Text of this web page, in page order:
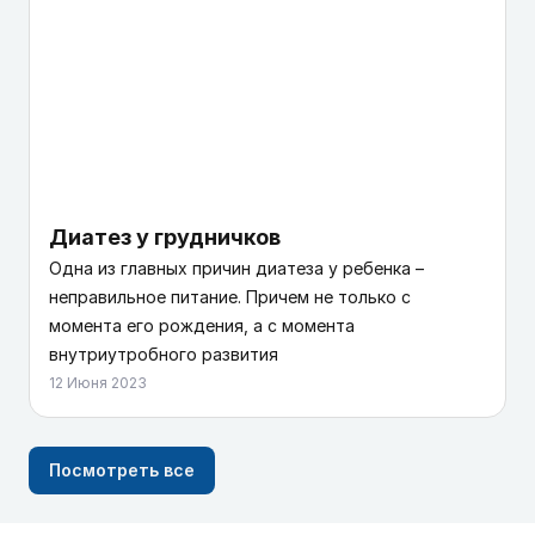
Диатез у грудничков
Одна из главных причин диатеза у ребенка –
неправильное питание. Причем не только с
момента его рождения, а с момента
внутриутробного развития
12 Июня 2023
Посмотреть все